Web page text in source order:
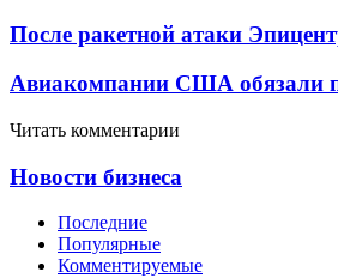
После ракетной атаки
Авиакомпании США обязали
Читать комментарии
Новости бизнеса
Последние
Популярные
Комментируемые